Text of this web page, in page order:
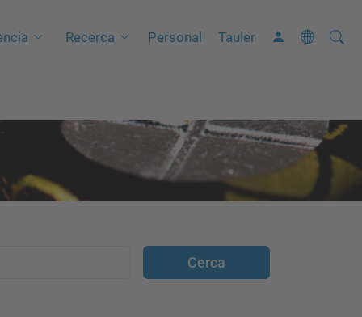
Recerca Personal Tauler Cerca
C
a
a